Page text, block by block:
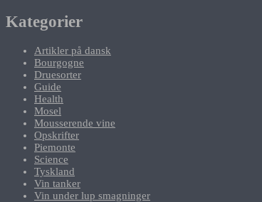
Kategorier
Artikler på dansk
Bourgogne
Druesorter
Guide
Health
Mosel
Mousserende vine
Opskrifter
Piemonte
Science
Tyskland
Vin tanker
Vin under lup smagninger